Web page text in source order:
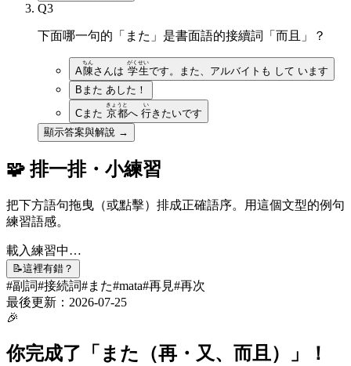
Q3
下面哪一句的「また」是書面語的接續詞「而且」？
A陳
ちん
さんは 学生
がくせい
です。また、アルバイトも して います
B また あした！
C また 京都
きょうと
へ 行
い
きたいです
顯示答案與解說 →
🧩 排一排・小練習
把下方語句拖曳（或點擊）排成正確語序。用這個文型的例句
練習語感。
載入練習中…
📝這裡有錯？
#副詞#接続詞#また#mata#再見#再次
最後更新： 2026-07-25
🎉
你完成了「 また（再・又、而且） 」！